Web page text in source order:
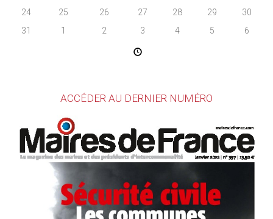
24
25 26 27 28 29
30
31
1 2 3 4 5 6
ACCÉDER AU DERNIER NUMÉRO